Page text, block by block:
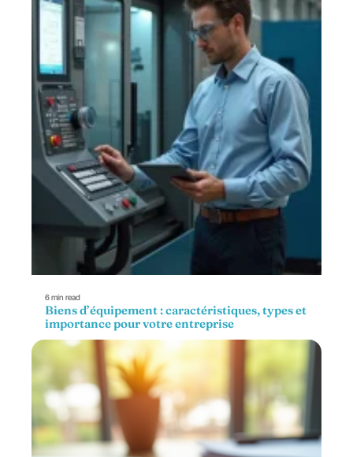
6 min read
Biens d’équipement : caractéristiques, types et
importance pour votre entreprise